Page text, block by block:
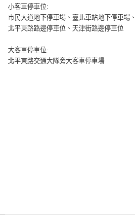
小客車停車位:
市民大道地下停車場、臺北車站地下停車場、
北平東路路邊停車位、天津街路邊停車位
大客車停車位:
北平東路交通大隊旁大客車停車場